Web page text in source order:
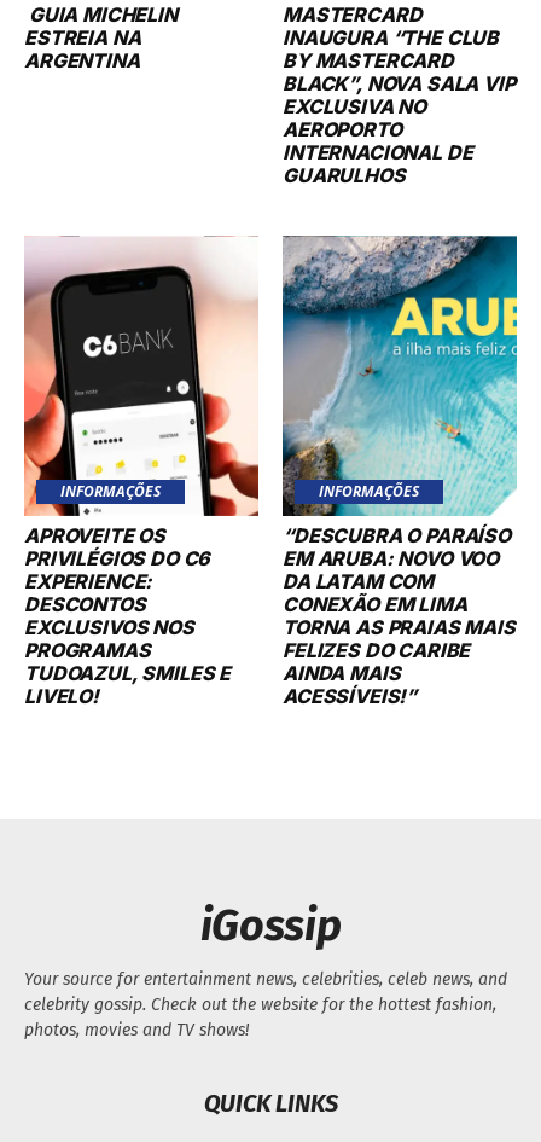
GUIA MICHELIN
ESTREIA NA
ARGENTINA
MASTERCARD
INAUGURA “THE CLUB
BY MASTERCARD
BLACK”, NOVA SALA VIP
EXCLUSIVA NO
AEROPORTO
INTERNACIONAL DE
GUARULHOS
INFORMAÇÕES
APROVEITE OS
PRIVILÉGIOS DO C6
EXPERIENCE:
DESCONTOS
EXCLUSIVOS NOS
PROGRAMAS
TUDOAZUL, SMILES E
LIVELO!
INFORMAÇÕES
“DESCUBRA O PARAÍSO
EM ARUBA: NOVO VOO
DA LATAM COM
CONEXÃO EM LIMA
TORNA AS PRAIAS MAIS
FELIZES DO CARIBE
AINDA MAIS
ACESSÍVEIS!”
iGossip
Your source for entertainment news, celebrities, celeb news, and
celebrity gossip. Check out the website for the hottest fashion,
photos, movies and TV shows!
QUICK LINKS